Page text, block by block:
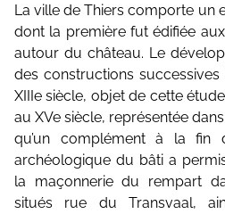
La ville de Thiers comporte un
dont la première fut édifiée
autour du château. Le
des constructions successives
XIIIe siècle, objet de cette
au XVe siècle, représentée
qu’un complément à la fin
archéologique du bâti a
la maçonnerie du rempart
situés rue du Transvaal,